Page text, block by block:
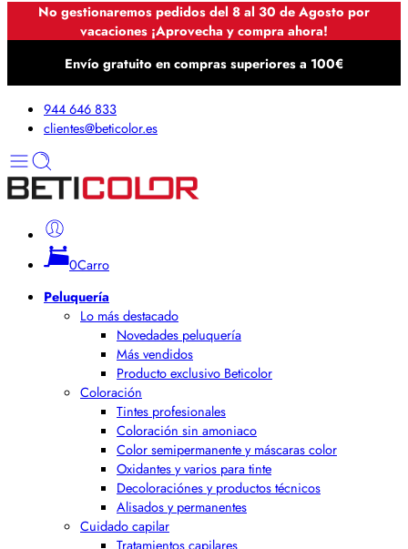
No gestionaremos pedidos del 8 al 30 de Agosto por
vacaciones ¡Aprovecha y compra ahora!
Envío gratuito en compras superiores a 100€
944 646 833
clientes@beticolor.es
0Carro
Peluquería
Lo más destacado
Novedades peluquería
Más vendidos
Producto exclusivo Beticolor
Coloración
Tintes profesionales
Coloración sin amoniaco
Color semipermanente y máscaras color
Oxidantes y varios para tinte
Decoloraciónes y productos técnicos
Alisados y permanentes
Cuidado capilar
Tratamientos capilares